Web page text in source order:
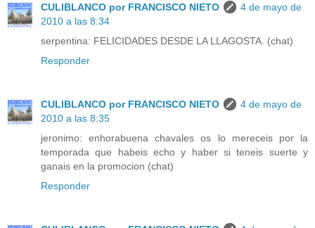
CULIBLANCO por FRANCISCO NIETO
4 de mayo de
2010 a las 8:34
serpentina: FELICIDADES DESDE LA LLAGOSTA. (chat)
Responder
CULIBLANCO por FRANCISCO NIETO
4 de mayo de
2010 a las 8:35
jeronimo: enhorabuena chavales os lo mereceis por la
temporada que habeis echo y haber si teneis suerte y
ganais en la promocion (chat)
Responder